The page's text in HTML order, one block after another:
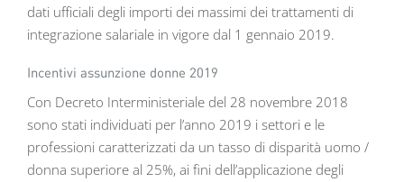
dati ufficiali degli importi dei massimi dei trattamenti di
integrazione salariale in vigore dal 1 gennaio 2019.
Incentivi assunzione donne 2019
Con Decreto Interministeriale del 28 novembre 2018
sono stati individuati per l’anno 2019 i settori e le
professioni caratterizzati da un tasso di disparità uomo /
donna superiore al 25%, ai fini dell’applicazione degli